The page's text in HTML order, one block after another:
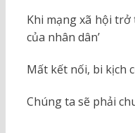
Khi mạng xã hội trở
của nhân dân’
Mất kết nối, bi kịch
Chúng ta sẽ phải